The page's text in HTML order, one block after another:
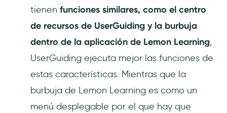
tienen funciones similares, como el centro
de recursos de UserGuiding y la burbuja
dentro de la aplicación de Lemon Learning,
UserGuiding ejecuta mejor las funciones de
estas características. Mientras que la
burbuja de Lemon Learning es como un
menú desplegable por el que hay que